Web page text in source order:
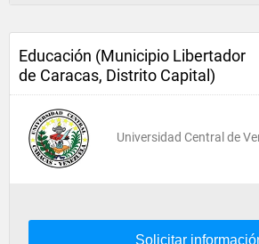
Educación (Municipio Libertador
de Caracas, Distrito Capital)
Universidad Central de
Solicitar